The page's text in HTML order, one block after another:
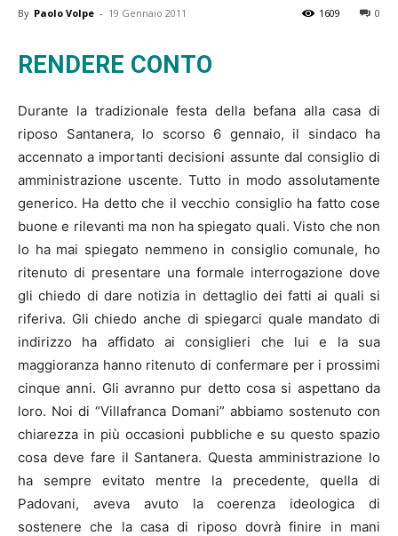
By Paolo Volpe - 19 Gennaio 2011 0
1609
RENDERE CONTO
Durante la tradizionale festa della befana alla casa di
riposo Santanera, lo scorso 6 gennaio, il sindaco ha
accennato a importanti decisioni assunte dal consiglio di
amministrazione uscente. Tutto in modo assolutamente
generico. Ha detto che il vecchio consiglio ha fatto cose
buone e rilevanti ma non ha spiegato quali. Visto che non
lo ha mai spiegato nemmeno in consiglio comunale, ho
ritenuto di presentare una formale interrogazione dove
gli chiedo di dare notizia in dettaglio dei fatti ai quali si
riferiva. Gli chiedo anche di spiegarci quale mandato di
indirizzo ha affidato ai consiglieri che lui e la sua
maggioranza hanno ritenuto di confermare per i prossimi
cinque anni. Gli avranno pur detto cosa si aspettano da
loro. Noi di “Villafranca Domani” abbiamo sostenuto con
chiarezza in più occasioni pubbliche e su questo spazio
cosa deve fare il Santanera. Questa amministrazione lo
ha sempre evitato mentre la precedente, quella di
Padovani, aveva avuto la coerenza ideologica di
sostenere che la casa di riposo dovrà finire in mani